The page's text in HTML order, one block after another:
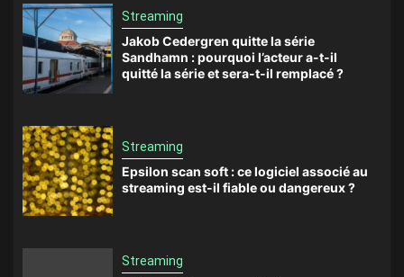
Streaming
Jakob Cedergren quitte la série
Sandhamn : pourquoi l’acteur a-t-il
quitté la série et sera-t-il remplacé ?
Streaming
Epsilon scan soft : ce logiciel associé au
streaming est-il fiable ou dangereux ?
Streaming